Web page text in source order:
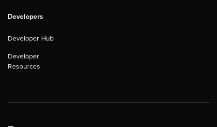
Developers
Developer Hub
Developer
Resources